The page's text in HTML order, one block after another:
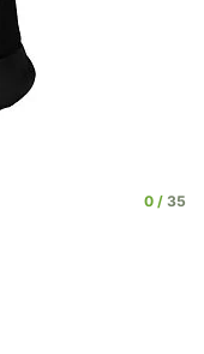
0
35